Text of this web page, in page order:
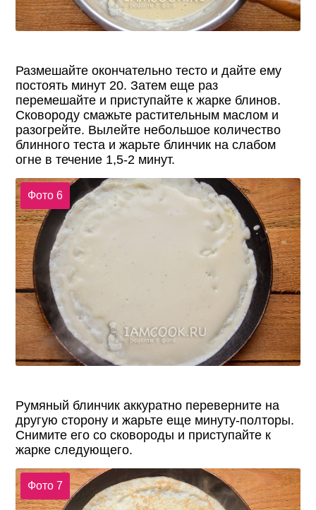
Размешайте окончательно тесто и дайте ему
постоять минут 20. Затем еще раз
перемешайте и приступайте к жарке блинов.
Сковороду смажьте растительным маслом и
разогрейте. Вылейте небольшое количество
блинного теста и жарьте блинчик на слабом
огне в течение 1,5-2 минут.
Фото 6
Румяный блинчик аккуратно переверните на
другую сторону и жарьте еще минуту-полторы.
Снимите его со сковороды и приступайте к
жарке следующего.
Фото 7